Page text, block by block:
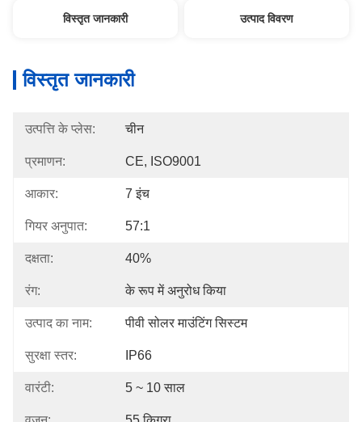
विस्तृत जानकारी उत्पाद विवरण
विस्तृत जानकारी
उत्पत्ति के प्लेस: चीन
प्रमाणन: CE, ISO9001
आकार: 7 इंच
गियर अनुपात: 57:1
दक्षता: 40%
रंग: के रूप में अनुरोध किया
उत्पाद का नाम: पीवी सोलर माउंटिंग सिस्टम
सुरक्षा स्तर: IP66
वारंटी: 5 ~ 10 साल